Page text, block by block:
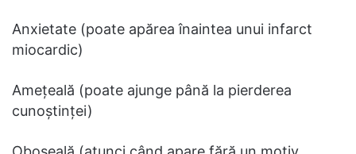
Anxietate (poate apărea înaintea unui infarct
miocardic)
Ameţeală (poate ajunge până la pierderea
cunoștinței)